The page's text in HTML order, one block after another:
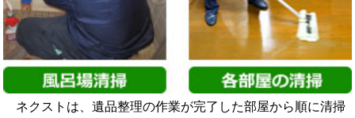
ネクストは、遺品整理の作業が完了した部屋から順に清掃